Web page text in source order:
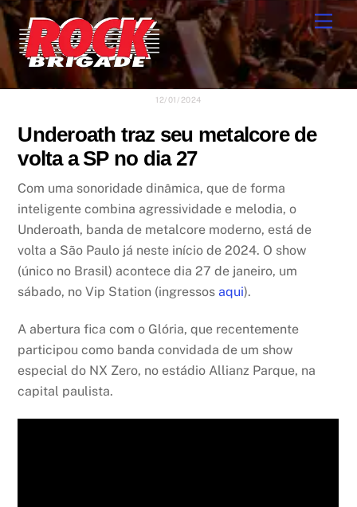
Skip
to
content
12/01/2024
Underoath traz seu metalcore de
volta a SP no dia 27
Com uma sonoridade dinâmica, que de forma
inteligente combina agressividade e melodia, o
Underoath, banda de metalcore moderno, está de
volta a São Paulo já neste início de 2024. O show
(único no Brasil) acontece dia 27 de janeiro, um
sábado, no Vip Station (ingressosaqui).
A abertura fica com o Glória, que recentemente
participou como banda convidada de um show
especial do NX Zero, no estádio Allianz Parque, na
capital paulista.